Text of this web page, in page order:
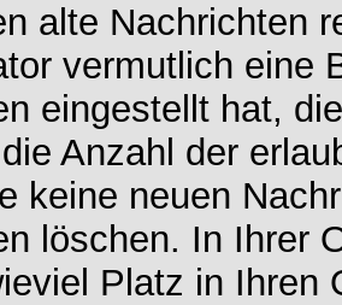
alte Nachrichten
vermutlich eine
eingestellt hat,
Anzahl der
keine neuen
löschen. In Ihrer
Platz in Ihren